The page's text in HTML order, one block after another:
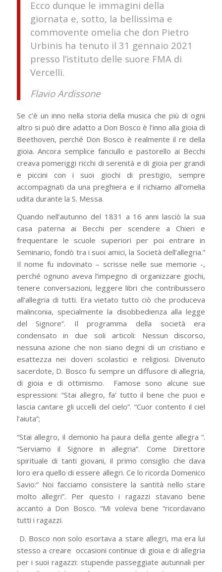
Ecco dunque le immagini della
giornata e, sotto, la bellissima e
commovente omelia che don Pietro
Urbinis ha tenuto il 31 gennaio 2021
presso l’istituto delle suore FMA di
Vercelli.
Flavio Ardissone
Se c’è un inno nella storia della musica che più di ogni
altro si può dire adatto a Don Bosco è l’inno alla gioia di
Beethoven, perché Don Bosco è realmente il re della
gioia. Ancora semplice fanciullo e pastorello ai Becchi
creava pomeriggi ricchi di serenità e di gioia per grandi
e piccini con i suoi giochi di prestigio, sempre
accompagnati da una preghiera e il richiamo all’omelia
udita durante la S. Messa.
Quando nell’autunno del 1831 a 16 anni lasciò la sua
casa paterna ai Becchi per scendere a Chieri e
frequentare le scuole superiori per poi entrare in
Seminario, fondò tra i suoi amici, la Società dell’allegria.”
Il nome fu indovinato – scrisse nelle sue memorie -,
perché ognuno aveva l’impegno di organizzare giochi,
tenere conversazioni, leggere libri che contribuissero
all’allegria di tutti. Era vietato tutto ciò che produceva
malinconia, specialmente la disobbedienza alla legge
del Signore”. Il programma della società era
condensato in due soli articoli: Nessun discorso,
nessuna azione che non siano degni di un cristiano e
esattezza nei doveri scolastici e religiosi. Divenuto
sacerdote, D. Bosco fu sempre un diffusore di allegria,
di gioia e di ottimismo. Famose sono alcune sue
espressioni: “Stai allegro, fa’ tutto il bene che puoi e
lascia cantare gli uccelli del cielo”. “Cuor contento il ciel
l’aiuta”;
“Stai allegro, il demonio ha paura della gente allegra “.
“Serviamo il Signore in allegria”. Come Direttore
spirituale di tanti giovani, il primo consiglio che dava
loro era quello di essere allegri. Ce lo ricorda Domenico
Savio:” Noi facciamo consistere la santità nello stare
molto allegri”. Per questo i ragazzi stavano bene
accanto a Don Bosco. “Mi voleva bene “ricordavano
tutti i ragazzi.
D. Bosco non solo esortava a stare allegri, ma era lui
stesso a creare occasioni continue di gioia e di allegria
per i suoi ragazzi: stupende passeggiate autunnali per